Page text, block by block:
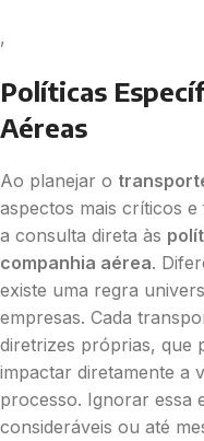
,
Políticas
Aéreas
Ao planejar o
aspectos mais críticos
a consulta direta às
companhia aérea.
existe uma regra
empresas. Cada
diretrizes próprias, que
impactar diretamente a
processo. Ignorar essa
consideráveis ou até